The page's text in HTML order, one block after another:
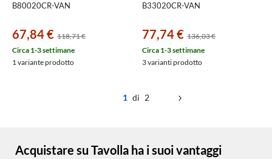
B80020CR-VAN
67,84 € 118,71 €
Circa 1-3 settimane
1 variante prodotto
B33020CR-VAN
77,74 € 136,03 €
Circa 1-3 settimane
3 varianti prodotto
1 di 2
Acquistare su Tavolla ha i suoi vantaggi